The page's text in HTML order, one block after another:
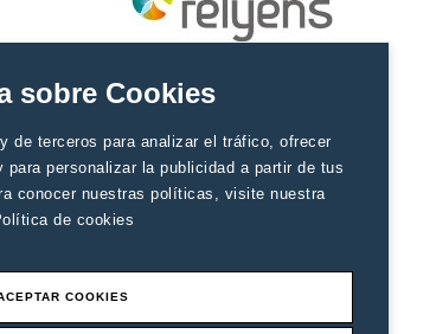
sobre Cookies
de terceros para analizar el tráfico, ofrecer
personalizar la publicidad a partir de tus
conocer nuestras políticas, visite nuestra
de cookies
COOKIES